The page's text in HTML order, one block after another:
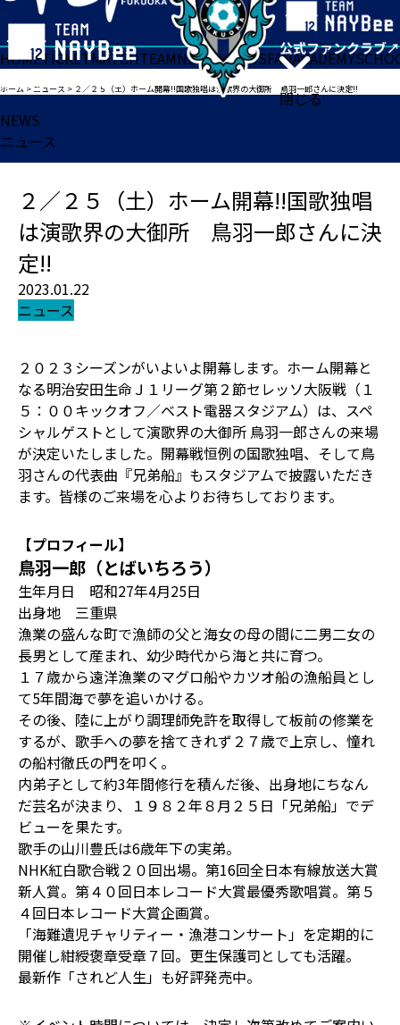
閉じる
HOMETICKETMATCHTEAMNEWSGOODSFANACADEMY
ホーム >ニュース > ２／２５（土）ホーム開幕!!国歌独唱は演歌界の大御所 鳥羽一郎さんに決定!!
NEWS
ニュース
２／２５（土）ホーム開幕!!国歌独唱
は演歌界の大御所 鳥羽一郎さんに決
定!!
2023.01.22
ニュース
２０２３シーズンがいよいよ開幕します。ホーム開幕と
なる明治安田生命Ｊ１リーグ第２節セレッソ大阪戦（１
５：００キックオフ／ベスト電器スタジアム）は、スペ
シャルゲストとして演歌界の大御所 鳥羽一郎さんの来場
が決定いたしました。開幕戦恒例の国歌独唱、そして鳥
羽さんの代表曲『兄弟船』もスタジアムで披露いただき
ます。皆様のご来場を心よりお待ちしております。
【プロフィール】
鳥羽一郎（とばいちろう）
生年月日 昭和27年4月25日
出身地 三重県
漁業の盛んな町で漁師の父と海女の母の間に二男二女の
長男として産まれ、幼少時代から海と共に育つ。
１７歳から遠洋漁業のマグロ船やカツオ船の漁船員とし
て5年間海で夢を追いかける。
その後、陸に上がり調理師免許を取得して板前の修業を
するが、歌手への夢を捨てきれず２７歳で上京し、憧れ
の船村徹氏の門を叩く。
内弟子として約3年間修行を積んだ後、出身地にちなん
だ芸名が決まり、１９８２年８月２５日「兄弟船」でデ
ビューを果たす。
歌手の山川豊氏は6歳年下の実弟。
NHK紅白歌合戦２０回出場。第16回全日本有線放送大賞
新人賞。第４０回日本レコード大賞最優秀歌唱賞。第５
４回日本レコード大賞企画賞。
「海難遺児チャリティー・漁港コンサート」を定期的に
開催し紺綬褒章受章７回。更生保護司としても活躍。
最新作「されど人生」も好評発売中。